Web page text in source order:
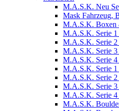
M.A.S.K. Neu
Mask Fahrzeug,
M.A.S.K. Boxen
M.A.S.K. Serie 1
M.A.S.K. Serie 2
M.A.S.K. Serie 3
M.A.S.K. Serie 4
M.A.S.K. Serie 1
M.A.S.K. Serie 2
M.A.S.K. Serie 3
M.A.S.K. Serie 4
M.A.S.K.